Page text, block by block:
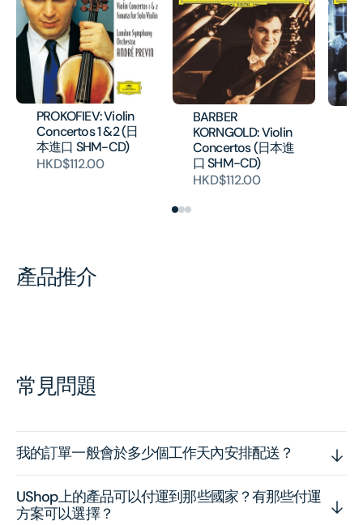
PROKOFIEV: Violin
Concertos 1 &2 (日
本進口 SHM-CD)
HKD$112.00
BARBER
KORNGOLD: Violin
Concertos (日本進
口 SHM-CD)
HKD$112.00
產品推介
常見問題
我的訂單一般會於多少個工作天內安排配送？
UShop上的產品可以付運到那些國家？有那些付運
方案可以選擇？